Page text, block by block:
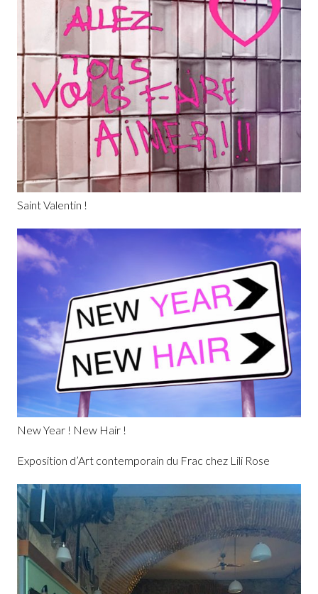
Saint Valentin !
New Year ! New Hair !
Exposition d’Art contemporain du Frac chez Lili Rose